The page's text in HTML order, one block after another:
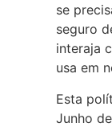
se
seguro
interaja
usa em
Esta
Junho